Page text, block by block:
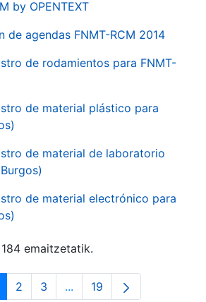
by OPENTEXT
de agendas FNMT-RCM 2014
de rodamientos para FNMT-
de material plástico para
de material de laboratorio
de material electrónico para
emaitzetatik.
Orrialdea
2 Orrialdea
3 ...Intermediate Pages Use
Orrialdea
19